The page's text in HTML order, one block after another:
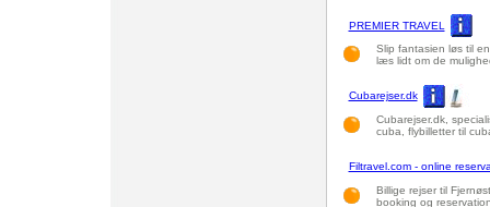
PREMIER TRAVEL
Slip fantasien løs til
læs lidt om de
Cubarejser.dk
Cubarejser.dk,
cuba, flybilletter til
Filtravel.com - online
Billige rejser til
booking og